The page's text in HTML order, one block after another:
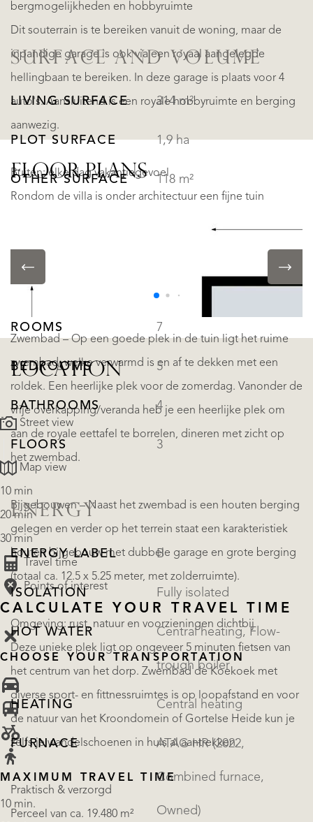
bergmogelijkheden en hobbyruimte
Dit souterrain is te bereiken vanuit de woning, maar de
inpandige garage is ook via een royaal aangelegde
hellingbaan te bereiken. In deze garage is plaats voor 4
auto's. Aansluitend is een royale hobbyruimte en berging
aanwezig.
Buiten: elke dag vakantiegevoel
Rondom de villa is onder architectuur een fijne tuin
en de ruimte rond het (af te dekken) zwembad geeft het
gevoel van vakantie in de bossen.
Zwembad – Op een goede plek in de tuin ligt het ruime
zwembad, welke verwarmd is en af te dekken met een
roldek. Een heerlijke plek voor de zomerdag. Vanonder de
vrije overkapping/veranda heb je een heerlijke plek om
aan de royale eettafel te borrelen, dineren met zicht op
het zwembad.
Bijgebouwen – Naast het zwembad is een houten berging
gelegen en verder op het terrein staat een karakteristiek
houten bijgebouw met dubbele garage en grote berging
(totaal ca. 12.5 x 5.25 meter, met zolderruimte).
Omgeving: rust, natuur en voorzieningen dichtbij
Deze unieke plek ligt op ongeveer 5 minuten fietsen van
het centrum van het dorp. Zwembad de Koekoek met
diverse sport- en fittnessruimtes is op loopafstand en voor
de natuur van het Kroondomein of Gortelse Heide kun je
zelfs je wandelschoenen in huis al aantrekken.
Praktisch & verzorgd
Perceel van ca. 19.480 m²
SURFACE AND VOLUME
LIVING SURFACE 314 m²
PLOT SURFACE 1,9 ha
OTHER SURFACE 118 m²
LAYOUT
ROOMS 7
BEDROOMS 5
BATHROOMS 4
FLOORS 3
ENERGY
ENERGY LABEL B
ISOLATION Fully isolated
HOT WATER Central heating, Flow-
trough boiler
HEATING Central heating
FURNACE ATAG HR (2022,
Combined furnace,
Owned)
FLOOR PLANS
LOCATION
Street view
Map view
10 min
20 min
30 min
Travel time
Points of interest
CALCULATE YOUR TRAVEL TIME
CHOOSE YOUR TRANSPORTATION
MAXIMUM TRAVEL TIME
10 min.